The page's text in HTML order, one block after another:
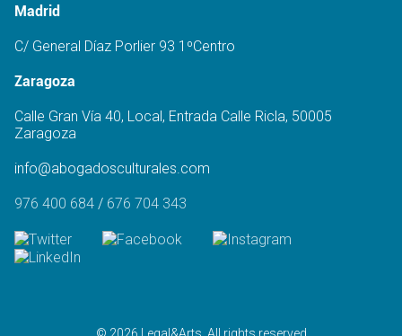
Madrid
C/ General Díaz Porlier 93 1ºCentro
Zaragoza
Calle Gran Vía 40, Local, Entrada Calle Ricla, 50005
Zaragoza
info@abogadosculturales.com
976 400 684 / 676 704 343